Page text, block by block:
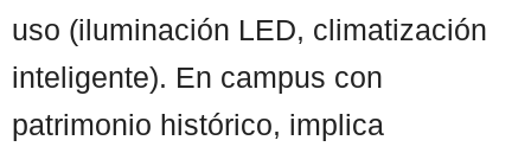
uso (iluminación LED, climatización
inteligente). En campus con
patrimonio histórico, implica